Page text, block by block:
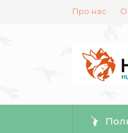
Про нас